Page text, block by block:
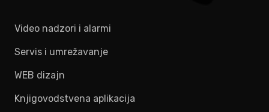
Video nadzori i alarmi
Servis i umrežavanje
WEB dizajn
Knjigovodstvena aplikacija